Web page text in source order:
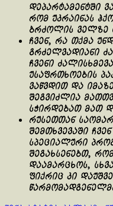
დეპარტამენტში
რომ უკრაინას
ბრძოლის ველზე
ჩვენ, რა თქმა
გრძელვადიანი
ჩვენი
უსაფრთხოების
ვაწვდით და
შეგვიძლია
სჭირდებათ მათ
რუსეთთან
შემთხვევაში
სპეციალური
შეგახსენებთ,
დაამარცხოს,
ფიქრიც კი